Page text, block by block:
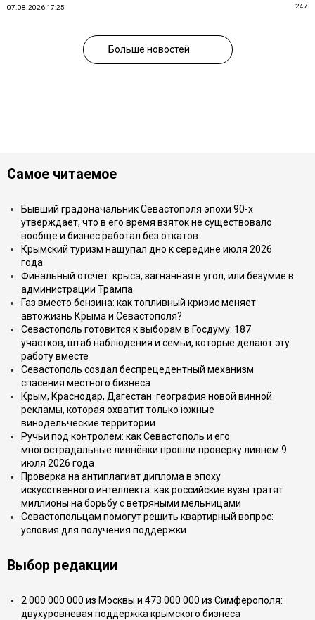
07.08.2026 17:25 247
Больше новостей
Самое читаемое
Бывший градоначальник Севастополя эпохи 90-х
утверждает, что в его время взяток не существовало
вообще и бизнес работал без откатов
Крымский туризм нащупал дно к середине июля 2026
года
Финальный отсчёт: крыса, загнанная в угол, или безумие в
администрации Трампа
Газ вместо бензина: как топливный кризис меняет
автожизнь Крыма и Севастополя?
Севастополь готовится к выборам в Госдуму: 187
участков, штаб наблюдения и семьи, которые делают эту
работу вместе
Севастополь создал беспрецедентный механизм
спасения местного бизнеса
Крым, Краснодар, Дагестан: география новой винной
рекламы, которая охватит только южные
винодельческие территории
Ручьи под контролем: как Севастополь и его
многострадальные ливнёвки прошли проверку ливнем 9
июля 2026 года
Проверка на антиплагиат диплома в эпоху
искусственного интеллекта: как российские вузы тратят
миллионы на борьбу с ветряными мельницами
Севастопольцам помогут решить квартирный вопрос:
условия для получения поддержки
Выбор редакции
2 000 000 000 из Москвы и 473 000 000 из Симферополя:
двухуровневая поддержка крымского бизнеса